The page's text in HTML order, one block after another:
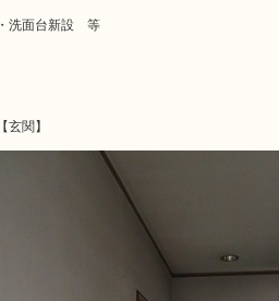
・洗面台新設 等
【玄関】